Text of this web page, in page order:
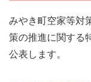
みやき町空家等対
策の推進に関する
公表します。